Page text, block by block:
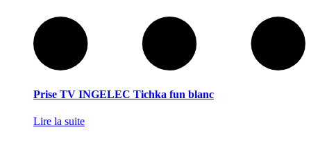
Prise TV INGELEC Tichka fun blanc
Lire la suite